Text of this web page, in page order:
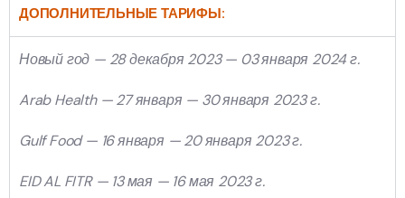
ДОПОЛНИТЕЛЬНЫЕ ТАРИФЫ:
Новый год — 28 декабря 2023 — 03 января 2024 г.
Arab Health — 27 января — 30 января 2023 г.
Gulf Food — 16 января — 20 января 2023 г.
EID AL FITR — 13 мая — 16 мая 2023 г.